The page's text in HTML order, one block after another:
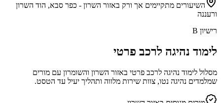
השיעורים מתקיימים אך ורק באזור השרון - כפר סבא, הוד השרון
ורעננה
רישיון B
לימוד נהיגה לרכב פרטי
מסלול לימוד נהיגה לרכב פרטי באזור השרון והשומרון עם מורים
שמלמדים נהיגה נטו, צוות שירות מלווה ותהליך יעיל עד הטסט.